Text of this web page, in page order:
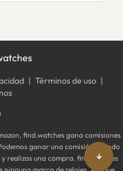
| Términos de uso |
find.watches gana comisiones
ganar una comisión cuando
realizas una compra. find.watches
↓